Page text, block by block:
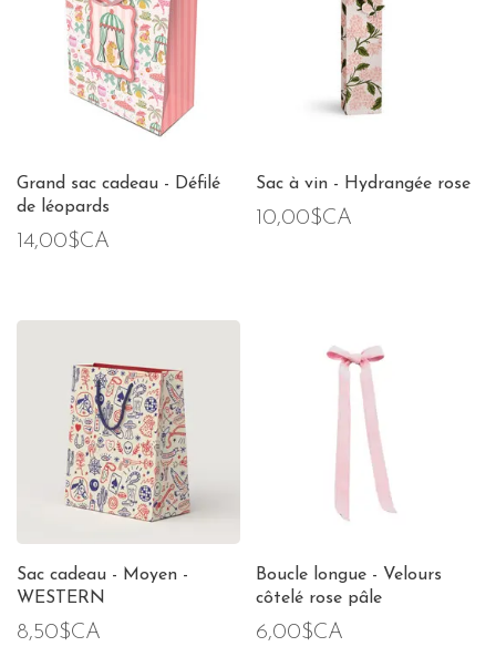
Grand sac cadeau - Défilé
de léopards
14,00$CA
Sac à vin - Hydrangée rose
10,00$CA
Sac cadeau - Moyen -
WESTERN
8,50$CA
Boucle longue - Velours
côtelé rose pâle
6,00$CA